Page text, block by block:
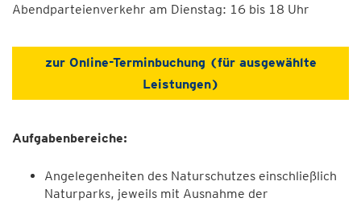
Abendparteienverkehr am Dienstag: 16 bis 18 Uhr
zur Online-Terminbuchung (für ausgewählte
Leistungen)
Aufgabenbereiche:
Angelegenheiten des Naturschutzes einschließlich
Naturparks, jeweils mit Ausnahme der